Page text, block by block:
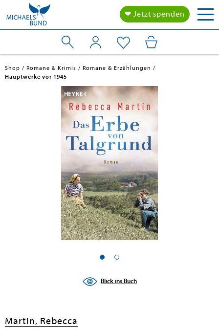
❤ Jetzt spenden
Shop Romane & Krimis
Romane & Erzählungen
Hauptwerke vor 1945
Blick ins Buch
Martin, Rebecca